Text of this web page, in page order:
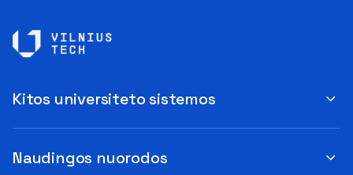
Naudingos nuorodos
Kitos universiteto sistemos